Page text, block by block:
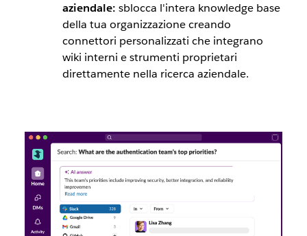
aziendale: sblocca l'intera knowledge base
della tua organizzazione creando
connettori personalizzati che integrano
wiki interni e strumenti proprietari
direttamente nella ricerca aziendale.